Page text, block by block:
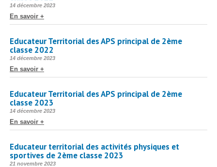
Publié
14 décembre 2023
En savoir +
Educateur Territorial des APS principal de 2ème
classe 2022
Publié
14 décembre 2023
En savoir +
Educateur Territorial des APS principal de 2ème
classe 2023
Publié
14 décembre 2023
En savoir +
Educateur territorial des activités physiques et
sportives de 2ème classe 2023
Publié
21 novembre 2023